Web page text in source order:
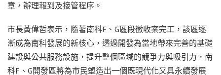
章，辦理報到及接管程序。
市長黃偉哲表示，隨著南科F、G區段徵收案完工，該區逐
漸成為南科發展的新核心，透過開發為當地帶來完善的基礎
建設與公共服務設施，提升整個區域的競爭力與吸引力，南
科F、G開發區將為市民塑造出一個既現代化又具永續發展